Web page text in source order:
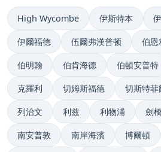
High Wycombe 伊斯特本
伊爾福德 伍爾弗漢普顿 伯恩
伯明翰 伯肯海德 伯頓安普特
克羅利 切姆斯福德 切斯特菲
列治文 利兹 利物浦 劍橋
南安普敦 南岸海濱 博爾頓